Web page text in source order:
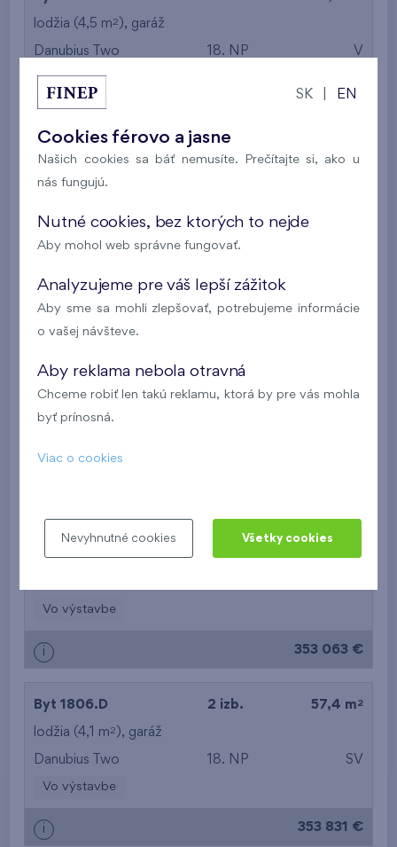
lodžia (4,5 m2 ), garáž
Danubius Two 18. NP V
Vo výstavbe
Danubius Two 17. NP
Vo výstavbe
garáž ,pivnica
lodžia (4,5 m ),garáž
Vo výstavbe
i 353 063 €
Byt 1806.D 2 izb. 57,4 m 2
lodžia (4,1 m2 ), garáž
Danubius Two 18. NP SV
Vo výstavbe
i 353 831 €
SK EN
Cookies férovo a jasne
Našich cookies sa báť nemusíte. Prečítajte si, ako u
nás fungujú.
Nutné cookies, bez ktorých to nejde
Aby mohol web správne fungovať.
Analyzujeme pre váš lepší zážitok
Aby sme sa mohli zlepšovať, potrebujeme informácie
o vašej návšteve.
Aby reklama nebola otravná
Chceme robiť len takú reklamu, ktorá by pre vás mohla
byť prínosná.
Viac o cookies
Nevyhnutné cookies Všetky cookies